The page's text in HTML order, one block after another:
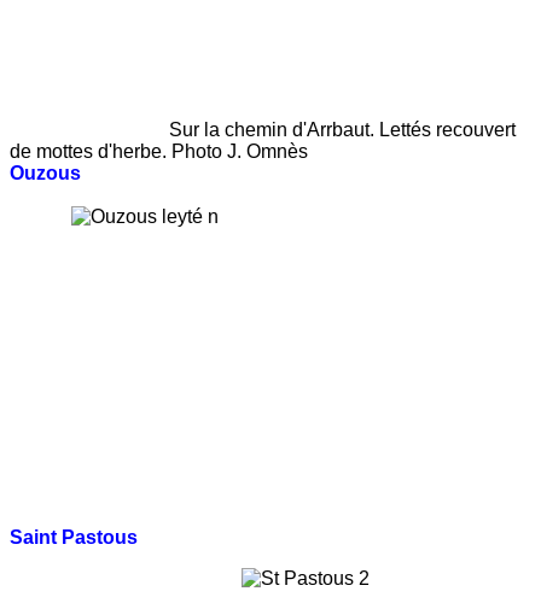
Sur la chemin d'Arrbaut. Lettés recouvert
de mottes d'herbe. Photo J. Omnès
Ouzous
Saint Pastous